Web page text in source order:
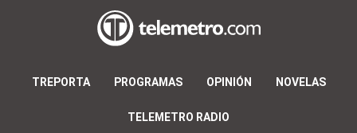
TREPORTA PROGRAMAS OPINIÓN NOVELAS
TELEMETRO RADIO